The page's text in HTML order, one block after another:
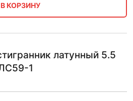
В КОРЗИНУ
латунный 5.5
1